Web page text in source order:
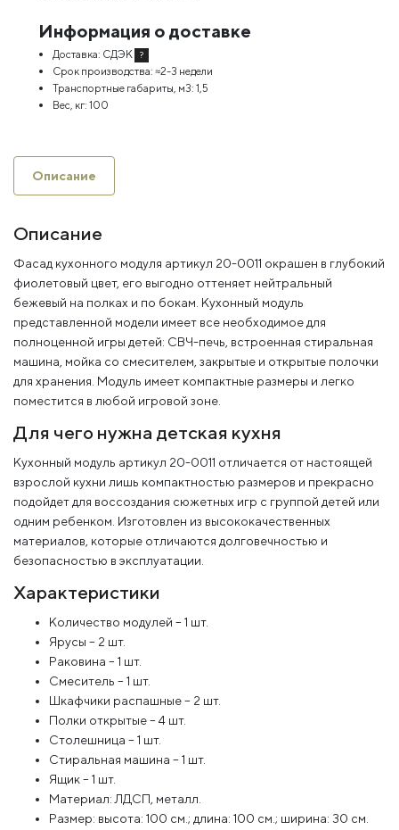
Информация о доставке
Доставка: СДЭК ?
Срок производства: ≈2-3 недели
Транспортные габариты, м3: 1,5
Вес, кг: 100
Описание
Описание
Фасад кухонного модуля артикул 20-0011 окрашен в глубокий
фиолетовый цвет, его выгодно оттеняет нейтральный
бежевый на полках и по бокам. Кухонный модуль
представленной модели имеет все необходимое для
полноценной игры детей: СВЧ-печь, встроенная стиральная
машина, мойка со смесителем, закрытые и открытые полочки
для хранения. Модуль имеет компактные размеры и легко
поместится в любой игровой зоне.
Для чего нужна детская кухня
Кухонный модуль артикул 20-0011 отличается от настоящей
взрослой кухни лишь компактностью размеров и прекрасно
подойдет для воссоздания сюжетных игр с группой детей или
одним ребенком. Изготовлен из высококачественных
материалов, которые отличаются долговечностью и
безопасностью в эксплуатации.
Характеристики
Количество модулей – 1 шт.
Ярусы – 2 шт.
Раковина – 1 шт.
Смеситель – 1 шт.
Шкафчики распашные – 2 шт.
Полки открытые – 4 шт.
Столешница – 1 шт.
Стиральная машина – 1 шт.
Ящик – 1 шт.
Материал: ЛДСП, металл.
Размер: высота: 100 см.; длина: 100 см.; ширина: 30 см.